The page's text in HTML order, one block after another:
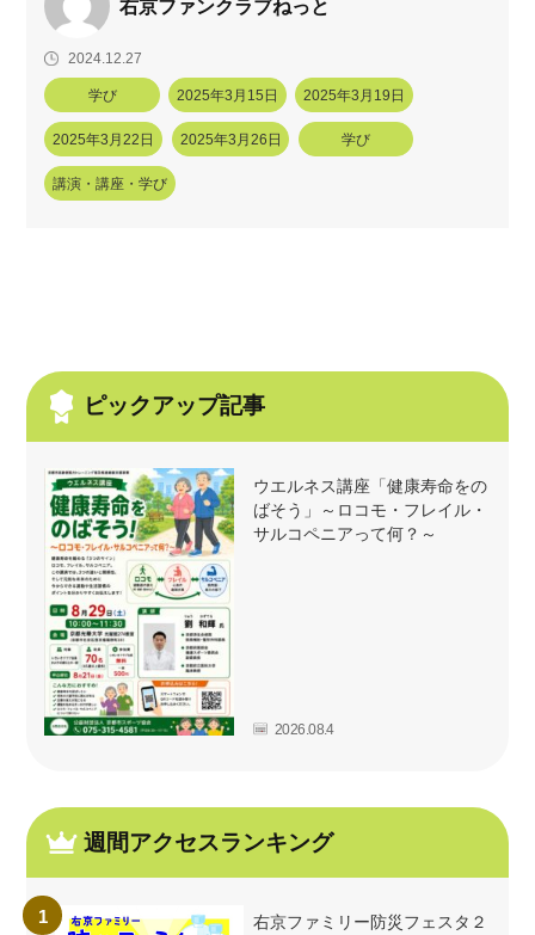
右京ファンクラブねっと
2024.12.27
学び 2025年3月15日 2025年3月19日
2025年3月22日 2025年3月26日 学び
講演・講座・学び
ピックアップ記事
ウエルネス講座「健康寿命をの
ばそう」～ロコモ・フレイル・
サルコペニアって何？～
2026.08.4
週間アクセスランキング
右京ファミリー防災フェスタ２